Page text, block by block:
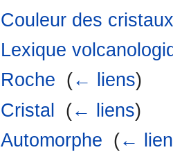
Couleur des
Lexique
Roche (← liens)
Cristal
(← liens)
Automorphe (←